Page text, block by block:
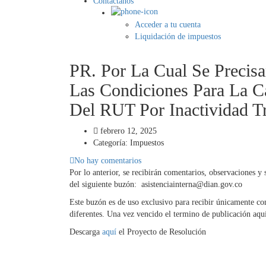
Acceder a tu cuenta
Liquidación de impuestos
PR. Por La Cual Se
Las Condiciones Para La
Del RUT Por Inactividad
febrero 12, 2025
Categoría: Impuestos
No hay comentarios
Por lo anterior, se recibirán comentarios, observaciones
del siguiente buzón: asistenciainterna@dian.gov.co
Este buzón es de uso exclusivo para recibir únicamente
diferentes. Una vez vencido el termino de publicación
Descarga aquí el Proyecto de Resolución